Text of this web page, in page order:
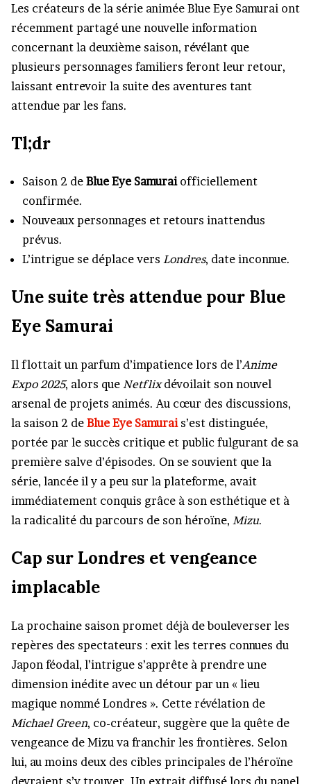
Les créateurs de la série animée Blue Eye Samurai ont
récemment partagé une nouvelle information
concernant la deuxième saison, révélant que
plusieurs personnages familiers feront leur retour,
laissant entrevoir la suite des aventures tant
attendue par les fans.
Tl;dr
Saison 2 de Blue Eye Samuraiofficiellement
confirmée.
Nouveaux personnages et retours inattendus
prévus.
L’intrigue se déplace vers Londres, date inconnue.
Une suite très attendue pour Blue
Eye Samurai
Il flottait un parfum d’impatience lors de l’Anime
Expo 2025, alors que Netflixdévoilait son nouvel
arsenal de projets animés. Au cœur des discussions,
la saison 2 de Blue Eye Samurais’est distinguée,
portée par le succès critique et public fulgurant de sa
première salve d’épisodes. On se souvient que la
série, lancée il y a peu sur la plateforme, avait
immédiatement conquis grâce à son esthétique et à
la radicalité du parcours de son héroïne, Mizu.
Cap sur Londres et vengeance
implacable
La prochaine saison promet déjà de bouleverser les
repères des spectateurs : exit les terres connues du
Japon féodal, l’intrigue s’apprête à prendre une
dimension inédite avec un détour par un « lieu
magique nommé Londres ». Cette révélation de
Michael Green, co-créateur, suggère que la quête de
vengeance de Mizu va franchir les frontières. Selon
lui, au moins deux des cibles principales de l’héroïne